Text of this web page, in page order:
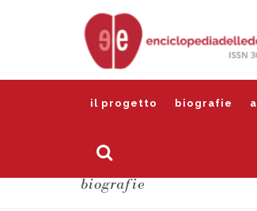
il progetto biografie
biografie